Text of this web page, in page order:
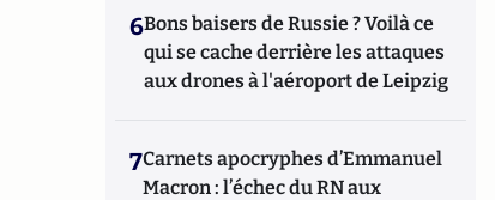
6Bons baisers de Russie ? Voilà ce
qui se cache derrière les attaques
aux drones à l'aéroport de Leipzig
7Carnets apocryphes d’Emmanuel
Macron : l’échec du RN aux